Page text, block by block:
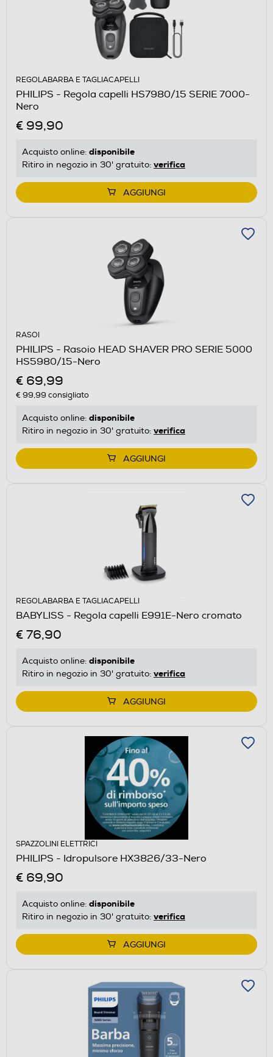
REGOLABARBA E TAGLIACAPELLI
PHILIPS - Regola capelli HS7980/15 SERIE 7000-
Nero
€ 99,90
Acquisto online: disponibile
Ritiro in negozio in 30' gratuito: verifica
AGGIUNGI
RASOI
PHILIPS - Rasoio HEAD SHAVER PRO SERIE 5000
HS5980/15-Nero
€ 69,99
€ 99,99 consigliato
Acquisto online: disponibile
Ritiro in negozio in 30' gratuito: verifica
AGGIUNGI
REGOLABARBA E TAGLIACAPELLI
BABYLISS - Regola capelli E991E-Nero cromato
€ 76,90
Acquisto online: disponibile
Ritiro in negozio in 30' gratuito: verifica
AGGIUNGI
SPAZZOLINI ELETTRICI
PHILIPS - Idropulsore HX3826/33-Nero
€ 69,90
Acquisto online: disponibile
Ritiro in negozio in 30' gratuito: verifica
AGGIUNGI